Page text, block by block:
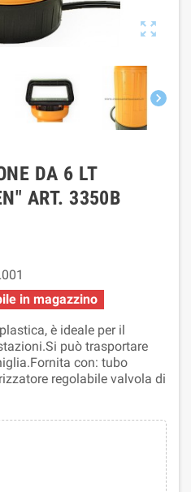


DA 6 LT
ART. 3350B
in magazzino
è ideale per il
può trasportare
con: tubo
regolabile valvola di